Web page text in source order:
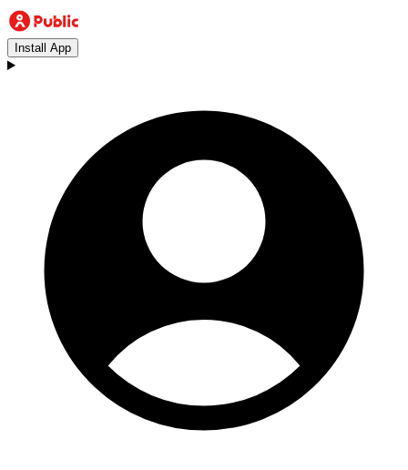
Install App